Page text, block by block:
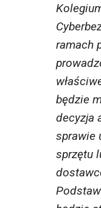
ramach
będzie
decyzja
sprawie
sprzętu